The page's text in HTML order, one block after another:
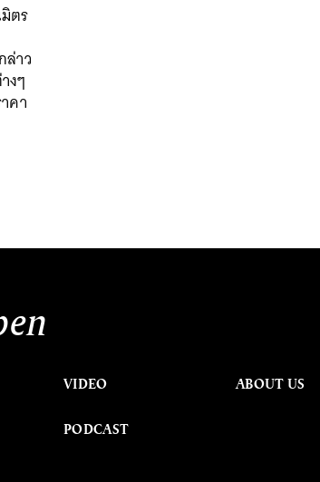
ตร
าว
งๆ
คา
VIDEO
PODCAST
ABOUT US